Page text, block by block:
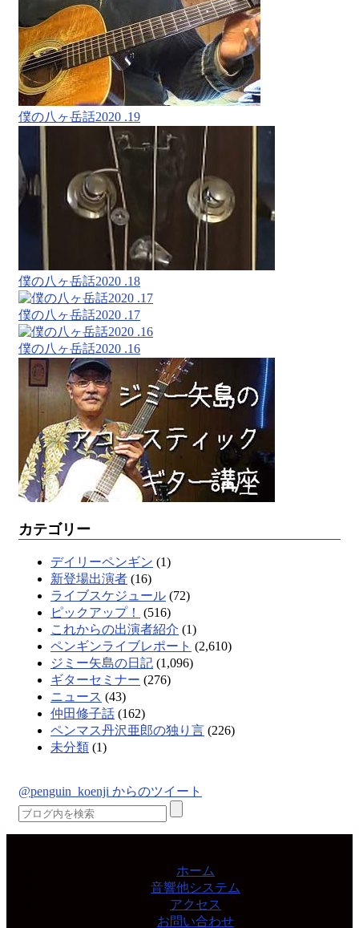
僕の八ヶ岳話2020 .19
僕の八ヶ岳話2020 .18
僕の八ヶ岳話2020 .17
僕の八ヶ岳話2020 .16
カテゴリー
デイリーペンギン (1)
新登場出演者 (16)
ライブスケジュール (72)
ピックアップ！
(516)
これからの出演者紹介 (1)
ペンギンライブレポート (2,610)
ジミー矢島の日記 (1,096)
ギターセミナー (276)
ニュース (43)
仲田修子話 (162)
ペンマス丹沢亜郎の独り言 (226)
未分類 (1)
@penguin_koenji からのツイート
ホーム
音響他システム
アクセス
お問い合わせ